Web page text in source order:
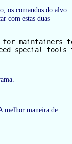
os comandos do alvo
com estas duas
for
melhor maneira de